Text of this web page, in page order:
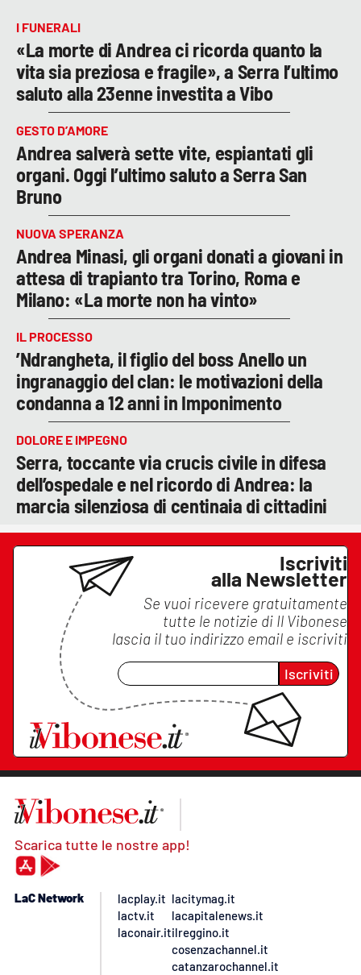
I FUNERALI
«La morte di Andrea ci ricorda quanto la
vita sia preziosa e fragile», a Serra l’ultimo
saluto alla 23enne investita a Vibo
GESTO D’AMORE
Andrea salverà sette vite, espiantati gli
organi. Oggi l’ultimo saluto a Serra San
Bruno
NUOVA SPERANZA
Andrea Minasi, gli organi donati a giovani in
attesa di trapianto tra Torino, Roma e
Milano: «La morte non ha vinto»
IL PROCESSO
’Ndrangheta, il figlio del boss Anello un
ingranaggio del clan: le motivazioni della
condanna a 12 anni in Imponimento
DOLORE E IMPEGNO
Serra, toccante via crucis civile in difesa
dell’ospedale e nel ricordo di Andrea: la
marcia silenziosa di centinaia di cittadini
Iscriviti
alla Newsletter
Se vuoi ricevere gratuitamente
tutte le notizie di Il Vibonese
lascia il tuo indirizzo email e iscriviti
Iscriviti
Scarica tutte le nostre app!
LaC Network
lacplay.it
lactv.it
laconair.it
lacitymag.it
lacapitalenews.it
ilreggino.it
cosenzachannel.it
catanzarochannel.it